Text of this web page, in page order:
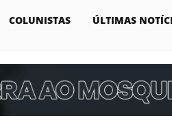
COLUNISTAS ÚLTIMAS